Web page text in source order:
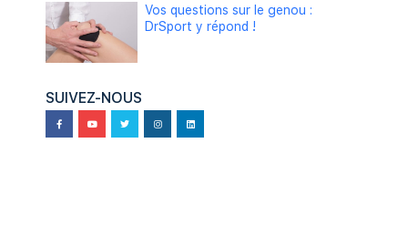
Vos questions sur le genou :
DrSport y répond !
SUIVEZ-NOUS